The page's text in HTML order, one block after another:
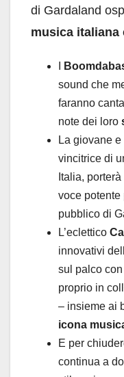
di Gardaland
musica italiana
sound che
faranno
note dei loro
La giovane
vincitrice di
Italia,
voce potente
pubblico di
L’eclettico
innovativi
sul palco
proprio in
– insieme ai
icona
E per
continua a